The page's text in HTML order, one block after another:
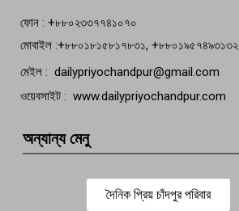
ফোন : +৮৮০২৩৩৭৭৪১০৭০
মোবাইল :+৮৮০১৮১৫৮১৭৮৩১, +৮৮০১৯৫৭৪৯৩১৩২
মেইল : dailypriyochandpur@gmail.com
ওয়েবসাইট : www.dailypriyochandpur.com
অন্যান্য মেনু
দৈনিক প্রিয় চাঁদপুর পরিবার